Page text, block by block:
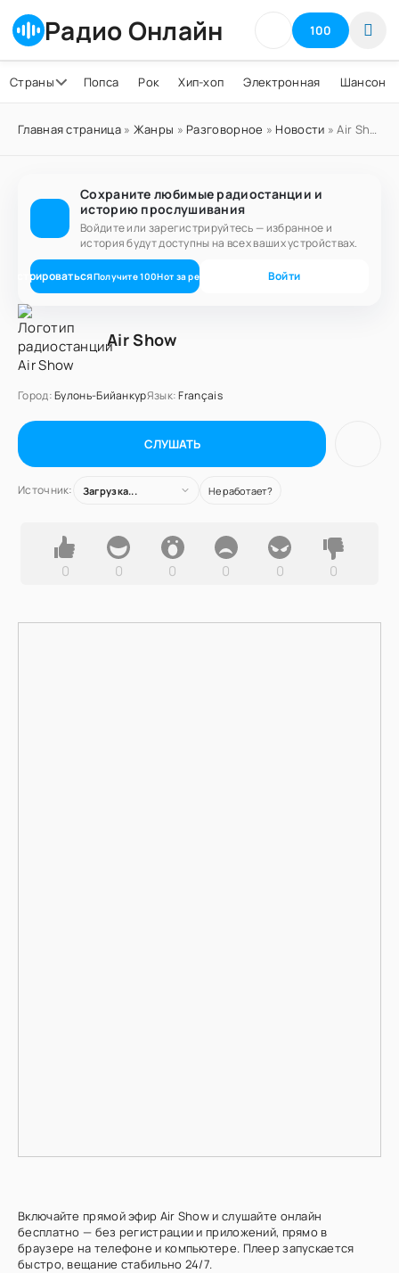
Радио Онлайн 100
Страны Попса Рок Хип-хоп Электронная Шансон
Главная страница» Жанры » Разговорное » Новости » Air Show
Сохраните любимые радиостанции и
историю прослушивания
Войдите или зарегистрируйтесь — избранное и
история будут доступны на всех ваших устройствах.
Получите100Нот за регистрацию Войти
Air Show
Город:Булонь-БийанкурЯзык: Français
СЛУШАТЬ
Источник: Загрузка... Не работает?
0 0 0 0 0 0
Включайте прямой эфир Air Show и слушайте онлайн
бесплатно — без регистрации и приложений, прямо в
браузере на телефоне и компьютере. Плеер запускается
быстро, вещание стабильно 24/7.